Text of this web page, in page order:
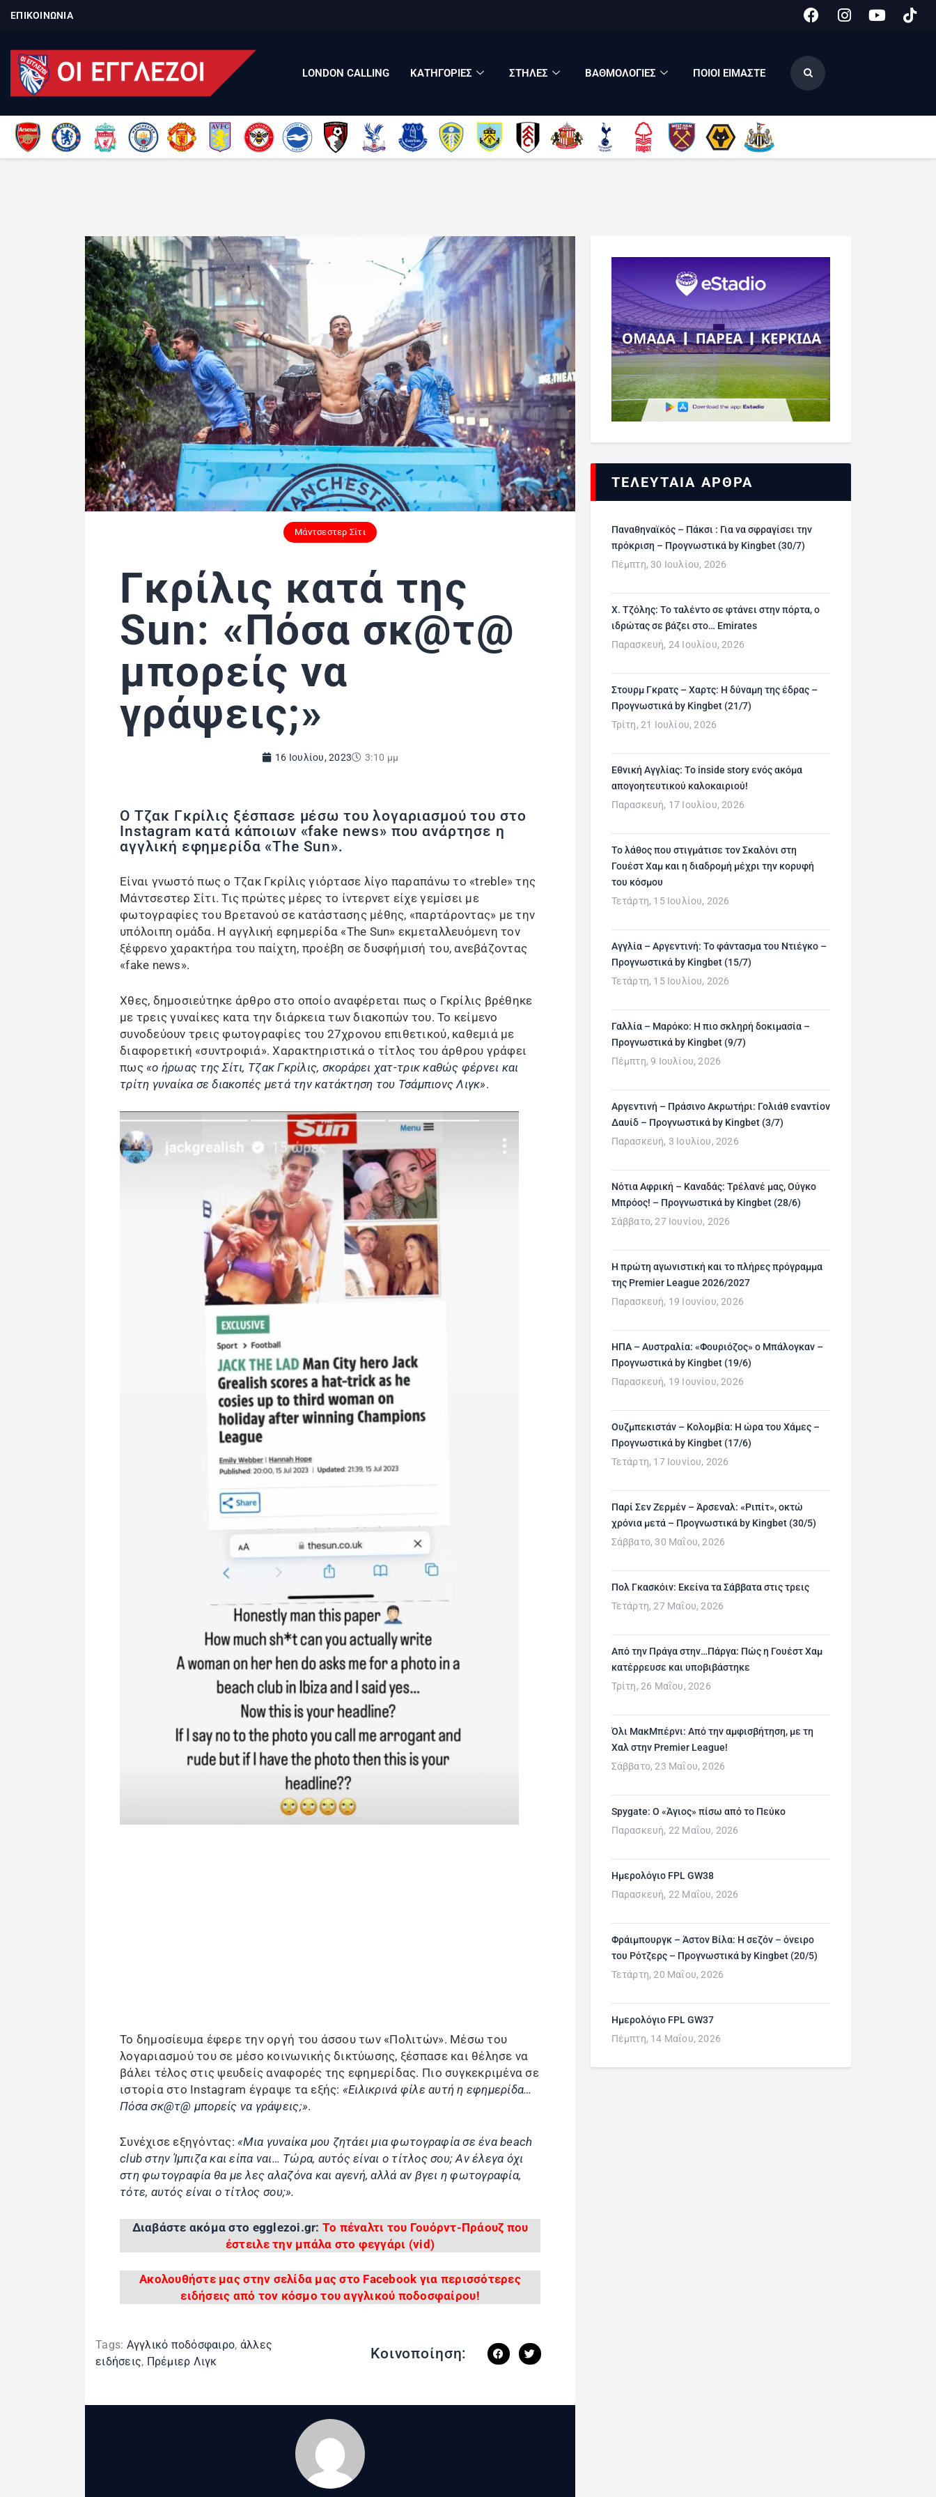
ΕΠΙΚΟΙΝΩΝΙΑ
LONDON CALLING ΚΑΤΗΓΟΡΙΕΣ ΣΤΗΛΕΣ ΒΑΘΜΟΛΟΓΙΕΣ ΠΟΙΟΙ ΕΙΜΑΣΤΕ
Μάντσεστερ Σίτι
Γκρίλις κατά της
Sun: «Πόσα σκ@τ@
μπορείς να
γράψεις;»
16 Ιουλίου, 2023 3:10 μμ
Ο Τζακ Γκρίλις ξέσπασε μέσω του λογαριασμού του στο
Instagram κατά κάποιων «fake news» που ανάρτησε η
αγγλική εφημερίδα «The Sun».
Είναι γνωστό πως ο Τζακ Γκρίλις γιόρτασε λίγο παραπάνω το «treble» της
Μάντσεστερ Σίτι. Τις πρώτες μέρες το ίντερνετ είχε γεμίσει με
φωτογραφίες του Βρετανού σε κατάστασης μέθης, «παρτάροντας» με την
υπόλοιπη ομάδα. Η αγγλική εφημερίδα «The Sun» εκμεταλλευόμενη τον
ξέφρενο χαρακτήρα του παίχτη, προέβη σε δυσφήμισή του, ανεβάζοντας
«fake news».
Χθες, δημοσιεύτηκε άρθρο στο οποίο αναφέρεται πως ο Γκρίλις βρέθηκε
με τρεις γυναίκες κατα την διάρκεια των διακοπών του. Το κείμενο
συνοδεύουν τρεις φωτογραφίες του 27χρονου επιθετικού, καθεμιά με
διαφορετική «συντροφιά». Χαρακτηριστικά ο τίτλος του άρθρου γράφει
πως«ο ήρωας της Σίτι, Τζακ Γκρίλις, σκοράρει χατ-τρικ καθώς φέρνει και
τρίτη γυναίκα σε διακοπές μετά την κατάκτηση του Τσάμπιονς Λιγκ».
Το δημοσίευμα έφερε την οργή του άσσου των «Πολιτών». Μέσω του
λογαριασμού του σε μέσο κοινωνικής δικτύωσης, ξέσπασε και θέλησε να
βάλει τέλος στις ψευδείς αναφορές της εφημερίδας. Πιο συγκεκριμένα σε
ιστορία στο Instagram έγραψε τα εξής: «Ειλικρινά φίλε αυτή η εφημερίδα…
Πόσα σκ@τ@ μπορείς να γράψεις;».
Συνέχισε εξηγόντας:«Μια γυναίκα μου ζητάει μια φωτογραφία σε ένα beach
club στην Ίμπιζα και είπα ναι… Τώρα, αυτός είναι ο τίτλος σου; Αν έλεγα όχι
στη φωτογραφία θα με λες αλαζόνα και αγενή, αλλά αν βγει η φωτογραφία,
τότε, αυτός είναι ο τίτλος σου;».
Διαβάστε ακόμα στο egglezoi.gr: Το πέναλτι του Γουόρντ-Πράουζ που
έστειλε την μπάλα στο φεγγάρι (vid)
Ακολουθήστε μας στην σελίδα μας στο Facebook για περισσότερες
ειδήσεις από τον κόσμο του αγγλικού ποδοσφαίρου!
Tags: Αγγλικό ποδόσφαιρο, άλλες
ειδήσεις, Πρέμιερ Λιγκ Κοινοποίηση:
ΤΕΛΕΥΤΑΙΑ ΑΡΘΡΑ
Παναθηναϊκός – Πάκσι : Για να σφραγίσει την
πρόκριση – Προγνωστικά by Kingbet (30/7)
Πέμπτη, 30 Ιουλίου, 2026
Χ. Τζόλης: Το ταλέντο σε φτάνει στην πόρτα, ο
ιδρώτας σε βάζει στο… Emirates
Παρασκευή, 24 Ιουλίου, 2026
Στουρμ Γκρατς – Χαρτς: Η δύναμη της έδρας –
Προγνωστικά by Kingbet (21/7)
Τρίτη, 21 Ιουλίου, 2026
Εθνική Αγγλίας: Το inside story ενός ακόμα
απογοητευτικού καλοκαιριού!
Παρασκευή, 17 Ιουλίου, 2026
Το λάθος που στιγμάτισε τον Σκαλόνι στη
Γουέστ Χαμ και η διαδρομή μέχρι την κορυφή
του κόσμου
Τετάρτη, 15 Ιουλίου, 2026
Αγγλία – Αργεντινή: Το φάντασμα του Ντιέγκο –
Προγνωστικά by Kingbet (15/7)
Τετάρτη, 15 Ιουλίου, 2026
Γαλλία – Μαρόκο: Η πιο σκληρή δοκιμασία –
Προγνωστικά by Kingbet (9/7)
Πέμπτη, 9 Ιουλίου, 2026
Αργεντινή – Πράσινο Ακρωτήρι: Γολιάθ εναντίον
Δαυίδ – Προγνωστικά by Kingbet (3/7)
Παρασκευή, 3 Ιουλίου, 2026
Νότια Αφρική – Καναδάς: Τρέλανέ μας, Ούγκο
Μπρόος! – Προγνωστικά by Kingbet (28/6)
Σάββατο, 27 Ιουνίου, 2026
H πρώτη αγωνιστική και το πλήρες πρόγραμμα
της Premier League 2026/2027
Παρασκευή, 19 Ιουνίου, 2026
ΗΠΑ – Αυστραλία: «Φουριόζος» ο Μπάλογκαν –
Προγνωστικά by Kingbet (19/6)
Παρασκευή, 19 Ιουνίου, 2026
Ουζμπεκιστάν – Κολομβία: Η ώρα του Χάμες –
Προγνωστικά by Kingbet (17/6)
Τετάρτη, 17 Ιουνίου, 2026
Παρί Σεν Ζερμέν – Άρσεναλ: «Ριπίτ», οκτώ
χρόνια μετά – Προγνωστικά by Kingbet (30/5)
Σάββατο, 30 Μαΐου, 2026
Πολ Γκασκόιν: Εκείνα τα Σάββατα στις τρεις
Τετάρτη, 27 Μαΐου, 2026
Από την Πράγα στην…Πάργα: Πώς η Γουέστ Χαμ
κατέρρευσε και υποβιβάστηκε
Τρίτη, 26 Μαΐου, 2026
Όλι ΜακΜπέρνι: Aπό την αμφισβήτηση, με τη
Χαλ στην Premier League!
Σάββατο, 23 Μαΐου, 2026
Spygate: Ο «Άγιος» πίσω από το Πεύκο
Παρασκευή, 22 Μαΐου, 2026
Ημερολόγιο FPL GW38
Παρασκευή, 22 Μαΐου, 2026
Φράιμπουργκ – Άστον Βίλα: Η σεζόν – όνειρο
του Ρότζερς – Προγνωστικά by Kingbet (20/5)
Τετάρτη, 20 Μαΐου, 2026
Ημερολόγιο FPL GW37
Πέμπτη, 14 Μαΐου, 2026